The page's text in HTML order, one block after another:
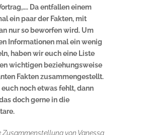
Da entfallen einem
ein paar der Fakten, mit
nur so beworfen wird. Um
Informationen mal ein wenig
haben wir euch eine Liste
wichtigen beziehungsweise
Fakten zusammengestellt.
noch etwas fehlt, dann
doch gerne in die
Zusammenstellung von Vanessa